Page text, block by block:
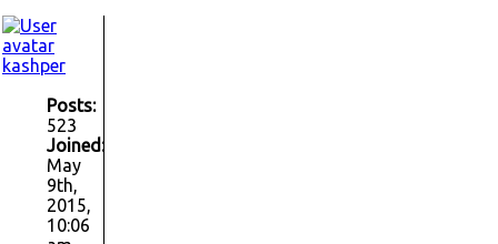
kashper
Posts:
523
Joined:
May
9th,
2015,
10:06